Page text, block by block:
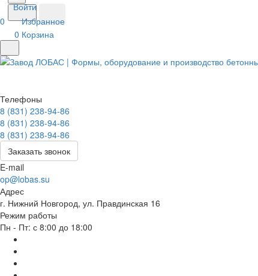
Войти
0
Избранное
0 Корзина
Телефоны
8 (831) 238-94-86
8 (831) 238-94-86
8 (831) 238-94-86
Заказать звонок
E-mail
op@lobas.su
Адрес
г. Нижний Новгород, ул. Правдинская 16
Режим работы
Пн - Пт: с 8:00 до 18:00